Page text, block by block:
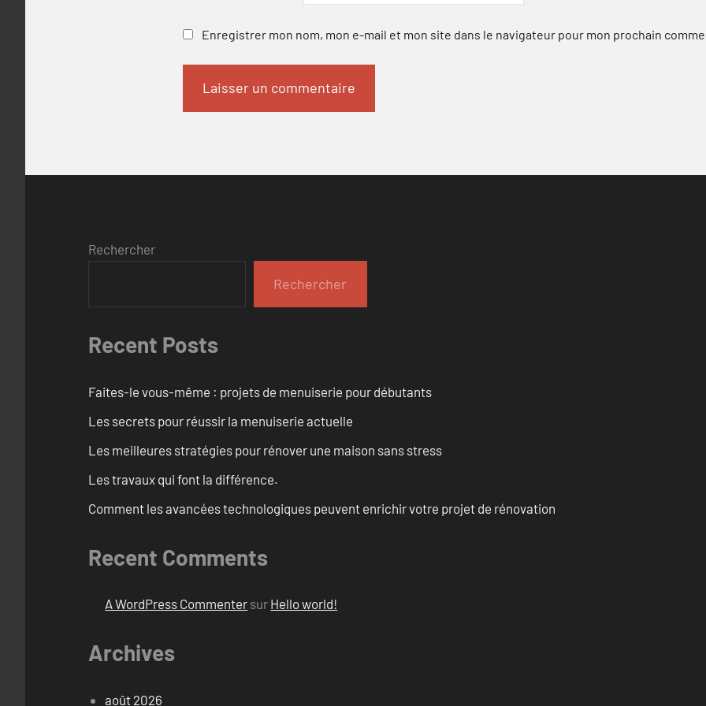
Enregistrer mon nom, mon e-mail et mon site dans le navigateur pour mon prochain
Rechercher
Rechercher
Recent Posts
Faites-le vous-même : projets de menuiserie pour débutants
Les secrets pour réussir la menuiserie actuelle
Les meilleures stratégies pour rénover une maison sans stress
Les travaux qui font la différence.
Comment les avancées technologiques peuvent enrichir votre projet de rénovation
Recent Comments
A WordPress Commenter sur Hello world!
Archives
août 2026